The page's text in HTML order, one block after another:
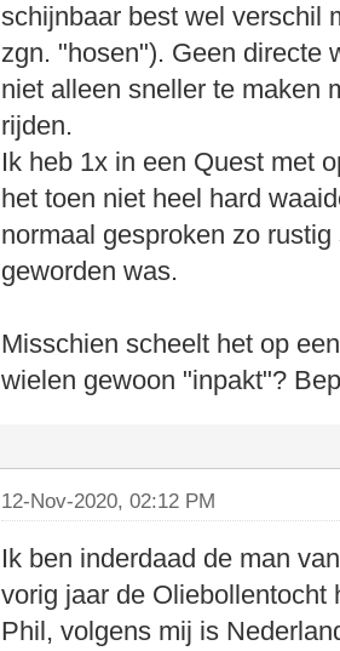
schijnbaar best wel verschil
zgn. "hosen"). Geen directe
niet alleen sneller te maken
rijden.
Ik heb 1x in een Quest met
het toen niet heel hard
normaal gesproken zo
geworden was.
Misschien scheelt het op
wielen gewoon "inpakt"?
12-Nov-2020, 02:12 PM
Ik ben inderdaad de man
vorig jaar de Oliebollentocht
Phil, volgens mij is